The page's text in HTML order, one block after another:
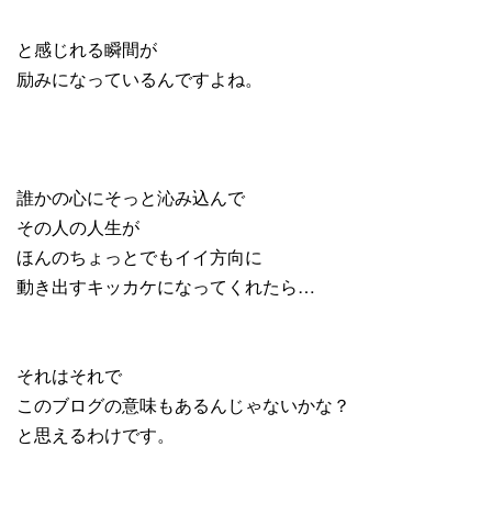
と感じれる瞬間が
励みになっているんですよね。
誰かの心にそっと沁み込んで
その人の人生が
ほんのちょっとでもイイ方向に
動き出すキッカケになってくれたら…
それはそれで
このブログの意味もあるんじゃないかな？
と思えるわけです。